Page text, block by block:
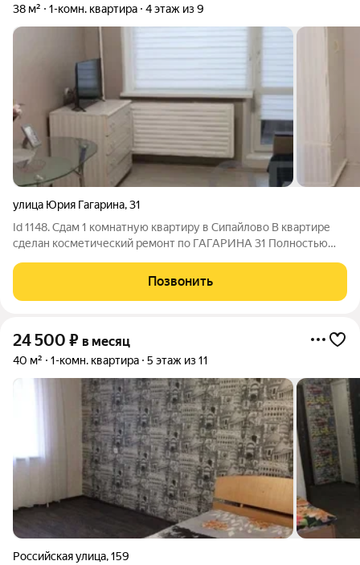
38 м² 1-комн. квартира 4 этаж из 9
улица Юрия Гагарина,31
Id 1148. Сдам 1 комнатную квартиру в Сипайлово В квартире
сделан косметический ремонт по ГАГАРИНА 31 Полностью
Позвонить
24 500 ₽ в месяц
40 м² 1-комн. квартира 5 этаж из 11
Российская улица,159